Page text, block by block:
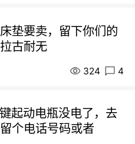
垫要卖，留下你们的
古耐无
324 4
起动电瓶没电了，去
个电话号码或者